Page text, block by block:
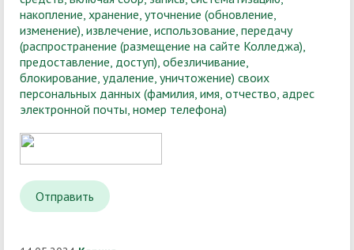
накопление, хранение, уточнение (обновление,
изменение), извлечение, использование, передачу
(распространение (размещение на сайте Колледжа),
предоставление, доступ), обезличивание,
блокирование, удаление, уничтожение) своих
персональных данных (фамилия, имя, отчество, адрес
электронной почты, номер телефона)
Отправить